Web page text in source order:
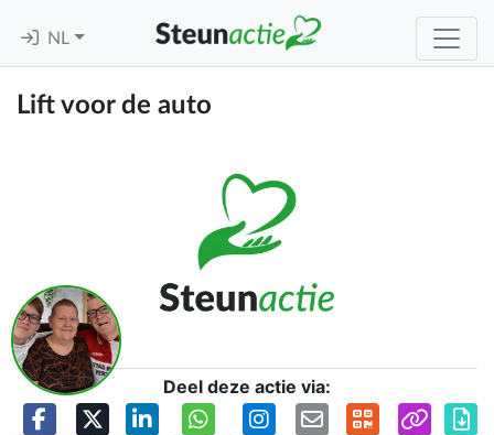
NL
Lift voor de auto
Deel deze actie via: